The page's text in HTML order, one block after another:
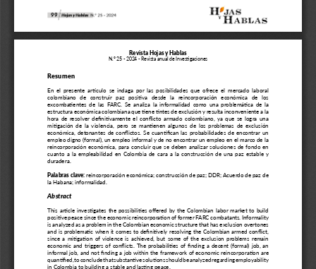
99
Revista Hojas y Hablas
N.° 25 - 2024 - Revista anual de Investigaciones
Resumen
En el presente artículo se indaga por las posibilidades que ofrece el mercado laboral
colombiano  de  construir  paz  positiva  desde  la  reincorporación  económica  de  los
excombatientes de las FARC. Se analiza la informalidad como una problemática de la
estructura económica colombiana que tiene tintes de exclusión y resulta inconveniente a la
hora de resolver definitivamente el conflicto armado colombiano, ya que se logra una
mitigación de la violencia, pero se mantienen algunos de los problemas de exclusión
económica, detonantes de conflictos. Se cuantifican las probabilidades de encontrar un
empleo digno (formal), un empleo informal y de no encontrar un empleo en el marco de la
reincorporación económica, para concluir que se deben analizar soluciones de fondo en
cuanto a la empleabilidad en Colombia de cara a la construcción de una paz estable y
duradera.
Palabras clave: reincorporación económica; construcción de paz; DDR; Acuerdo de paz de
la Habana; informalidad.
Abstract
This article investigates the possibilities offered by the Colombian labor market to build
positive peace since the economic reincorporation of former FARC combatants. Informality
is analyzed as a problem in the Colombian economic structure that has exclusion overtones
and is problematic when it comes to definitively resolving the Colombian armed conflict,
since a mitigation of violence is achieved, but some of the exclusion problems remain
economic and triggers of conflicts. The probabilities of finding a decent (formal) job, an
informal job, and not finding a job within the framework of economic reincorporation are
quantified, to conclude that substantive solutions should be analyzed regarding employability
in Colombia to building a stable and lasting peace.